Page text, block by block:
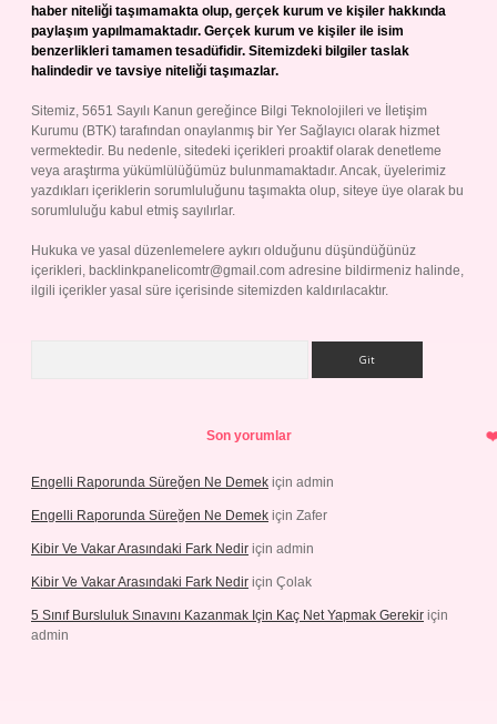
haber niteliği taşımamakta olup, gerçek kurum ve kişiler hakkında
paylaşım yapılmamaktadır. Gerçek kurum ve kişiler ile isim
benzerlikleri tamamen tesadüfidir. Sitemizdeki bilgiler taslak
halindedir ve tavsiye niteliği taşımazlar.
Sitemiz, 5651 Sayılı Kanun gereğince Bilgi Teknolojileri ve İletişim
Kurumu (BTK) tarafından onaylanmış bir Yer Sağlayıcı olarak hizmet
vermektedir. Bu nedenle, sitedeki içerikleri proaktif olarak denetleme
veya araştırma yükümlülüğümüz bulunmamaktadır. Ancak, üyelerimiz
yazdıkları içeriklerin sorumluluğunu taşımakta olup, siteye üye olarak bu
sorumluluğu kabul etmiş sayılırlar.
Hukuka ve yasal düzenlemelere aykırı olduğunu düşündüğünüz
içerikleri, backlinkpanelicomtr@gmail.com adresine bildirmeniz halinde,
ilgili içerikler yasal süre içerisinde sitemizden kaldırılacaktır.
Son yorumlar
Engelli Raporunda Süreğen Ne Demek için admin
Engelli Raporunda Süreğen Ne Demek için Zafer
Kibir Ve Vakar Arasındaki Fark Nedir için admin
Kibir Ve Vakar Arasındaki Fark Nedir için Çolak
5 Sınıf Bursluluk Sınavını Kazanmak Için Kaç Net Yapmak Gerekir için
admin